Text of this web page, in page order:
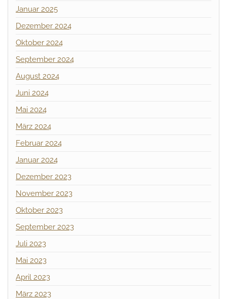
Januar 2025
Dezember 2024
Oktober 2024
September 2024
August 2024
Juni 2024
Mai 2024
März 2024
Februar 2024
Januar 2024
Dezember 2023
November 2023
Oktober 2023
September 2023
Juli 2023
Mai 2023
April 2023
März 2023